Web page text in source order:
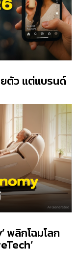
ตัว แต่แบรนด์
พลิกโฉมโลก